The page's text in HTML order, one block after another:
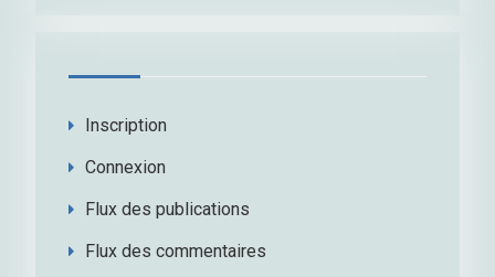
Inscription
Connexion
Flux des publications
Flux des commentaires